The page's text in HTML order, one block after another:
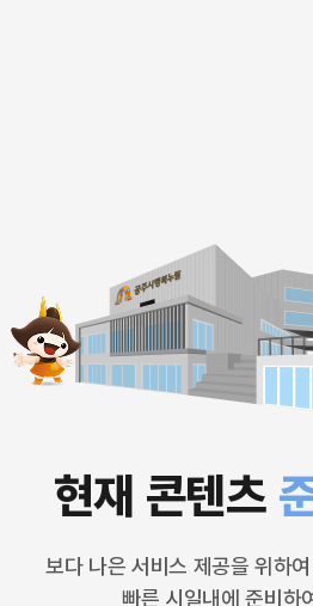
현재 콘텐츠
보다 나은 서비스 제공을 위하
빠른 시일내에 준비하